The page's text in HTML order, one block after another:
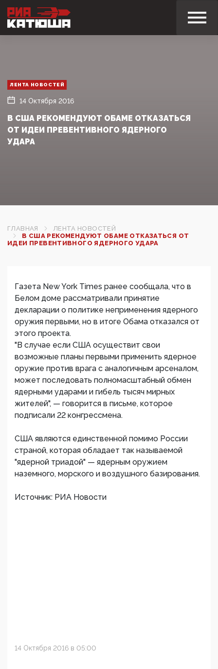
ЛЕНТА НОВОСТЕЙ
14 Октября 2016
В США РЕКОМЕНДУЮТ ОБАМЕ ОТКАЗАТЬСЯ
ОТ ИДЕИ ПРЕВЕНТИВНОГО ЯДЕРНОГО
УДАРА
ГЛАВНАЯ
ЛЕНТА НОВОСТЕЙ
В США РЕКОМЕНДУЮТ ОБАМЕ ОТКАЗАТЬСЯ ОТ
ИДЕИ ПРЕВЕНТИВНОГО ЯДЕРНОГО УДАРА
Газета New York Times ранее сообщала, что в
Белом доме рассматривали принятие
декларации о политике неприменения ядерного
оружия первыми, но в итоге Обама отказался от
этого проекта.
"В случае если США осуществит свои
возможные планы первыми применить ядерное
оружие против врага с аналогичным арсеналом,
может последовать полномасштабный обмен
ядерными ударами и гибель тысяч мирных
жителей", — говорится в письме, которое
подписали 22 конгрессмена.
США являются единственной помимо России
страной, которая обладает так называемой
"ядерной триадой" — ядерным оружием
наземного, морского и воздушного базирования.
Источник: РИА Новости
14 Октября 2016 в 05:00